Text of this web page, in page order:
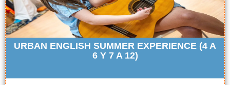
URBAN ENGLISH SUMMER EXPERIENCE (4 A
6 Y 7 A 12)